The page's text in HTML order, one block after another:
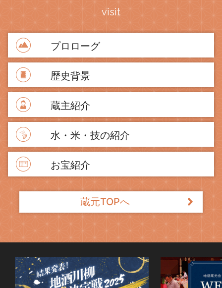
visit
プロローグ
歴史背景
蔵主紹介
水・米・技の紹介
お宝紹介
蔵元TOPへ